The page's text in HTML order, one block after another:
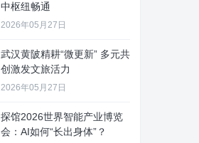
中枢纽畅通
2026年05月27日
武汉黄陂精耕“微更新” 多元共
创激发文旅活力
2026年05月27日
探馆2026世界智能产业博览
会：AI如何“长出身体”？